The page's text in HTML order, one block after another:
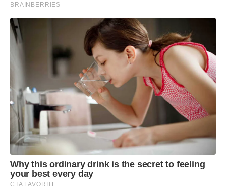
BRAINBERRIES
Why this ordinary drink is the secret to feeling
your best every day
CTA FAVORITE